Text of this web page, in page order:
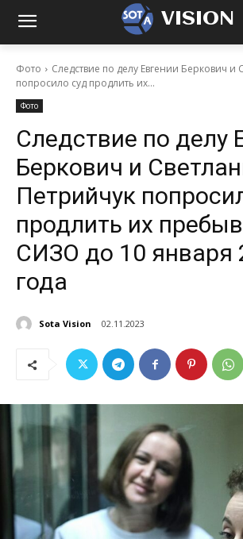
VISION
Фото
Следствие по делу Евгении Беркович и
попросило суд продлить их...
Фото
Следствие по делу
Беркович и
Петрийчук
продлить их
СИЗО до 10 января
года
Sota Vision 02.11.2023